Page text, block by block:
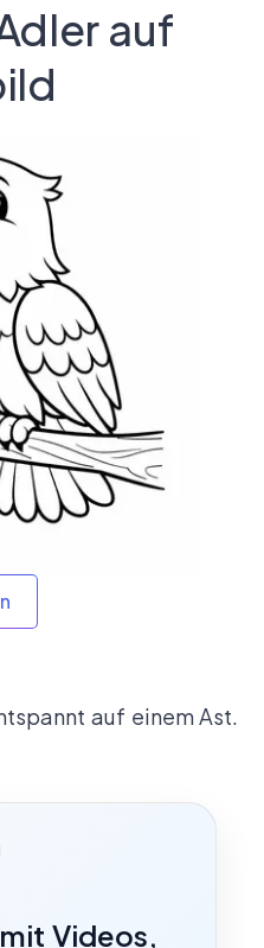
auf
auf einem Ast.
Videos,